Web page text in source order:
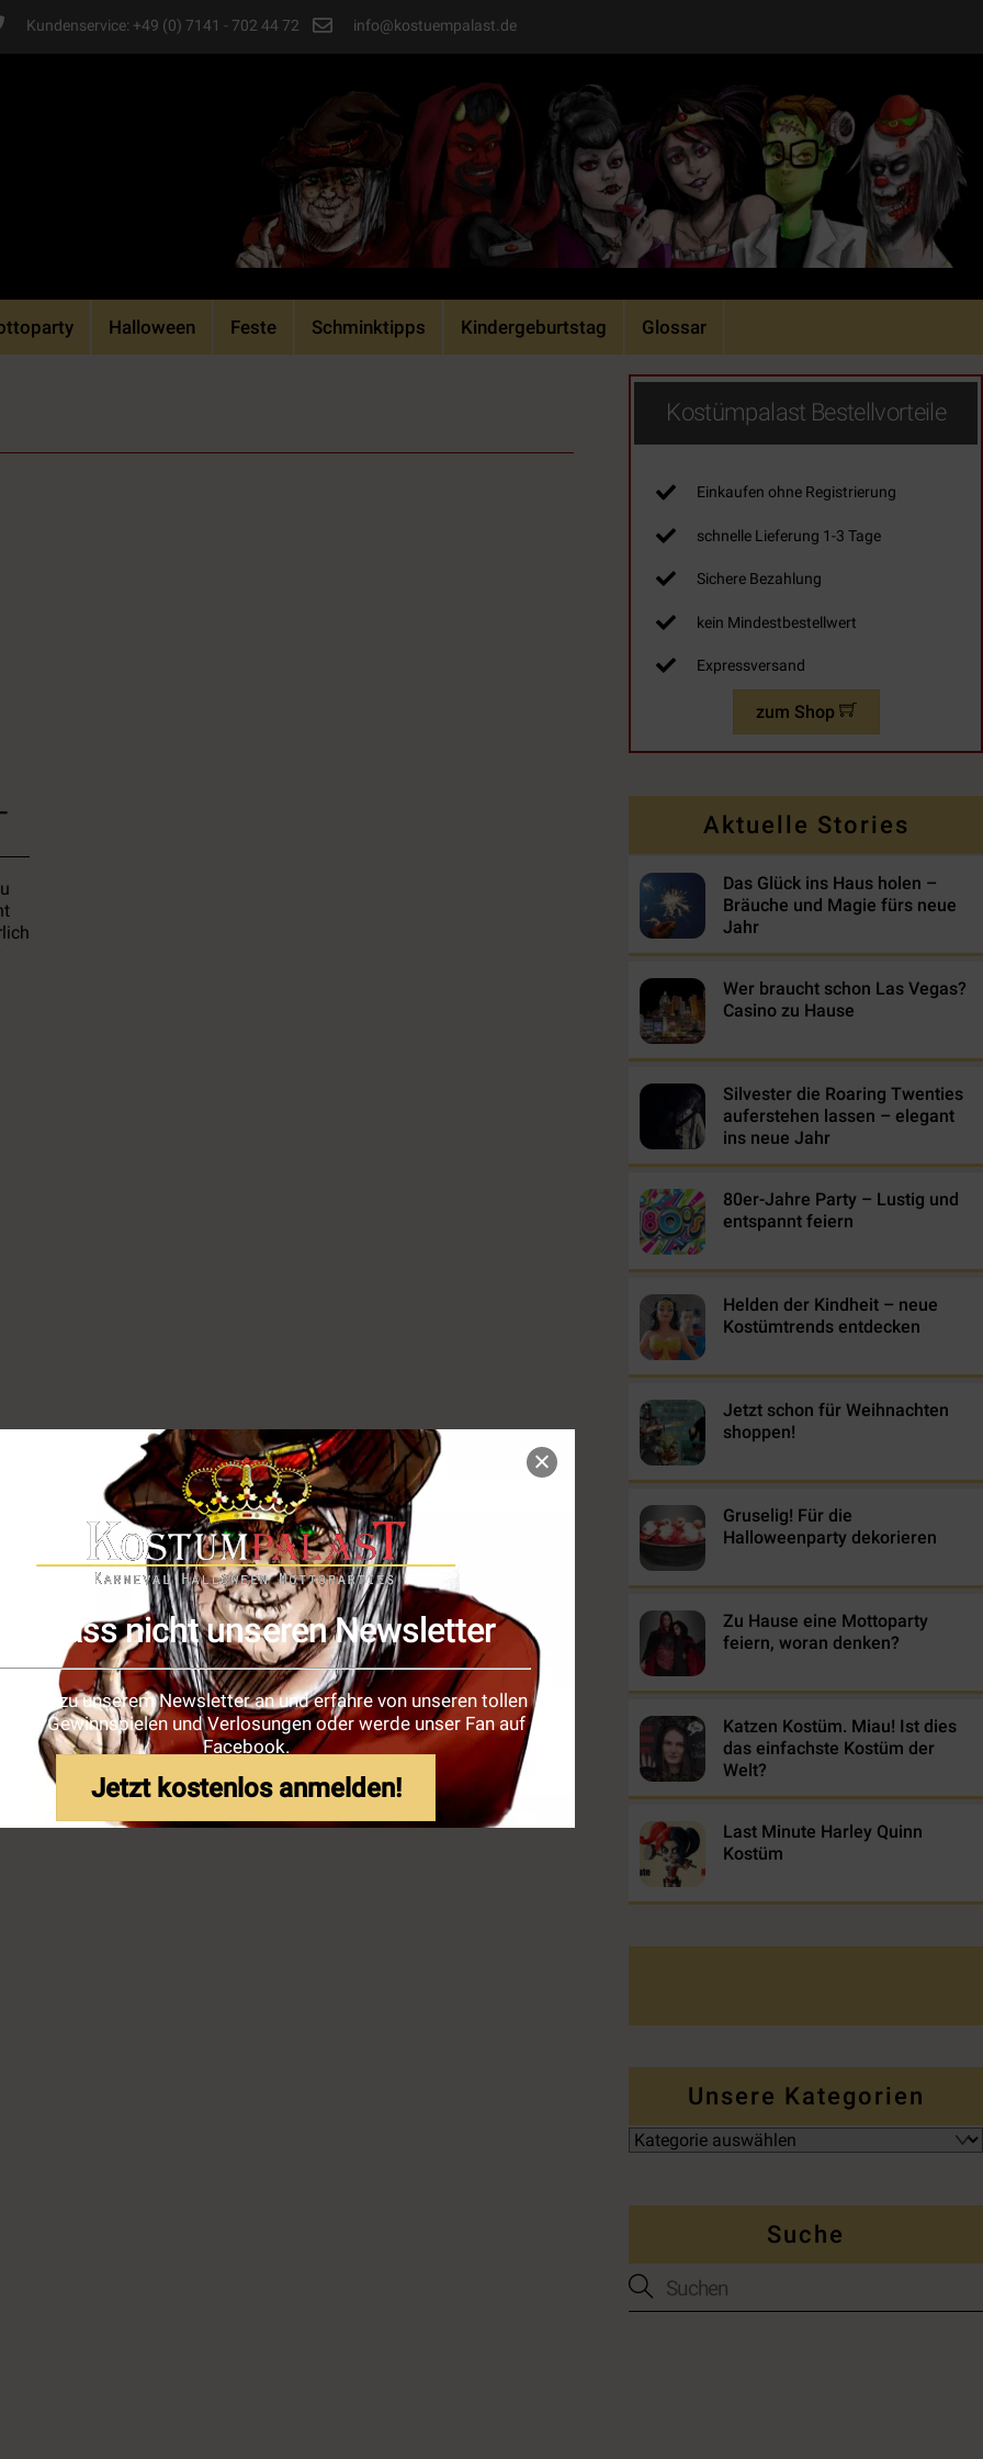
Verpass nicht unseren Newsletter
dich zu unserem Newsletter an und erfahre von unseren tollen
Gewinnspielen und Verlosungen oder werde unser Fan auf
Facebook.
Jetzt kostenlos anmelden!
Kundenservice: +49 (0) 7141 - 702 44 72 info@kostuempalast.de
Halloween Feste Schminktipps Kindergeburtstag Glossar
Kostümpalast Bestellvorteile
Einkaufen ohne Registrierung
schnelle Lieferung 1-3 Tage
Sichere Bezahlung
kein Mindestbestellwert
Expressversand
zum Shop
Aktuelle Stories
Das Glück ins Haus holen –
Bräuche und Magie fürs neue
Jahr
Wer braucht schon Las Vegas?
Casino zu Hause
Silvester die Roaring Twenties
auferstehen lassen – elegant
ins neue Jahr
80er-Jahre Party – Lustig und
entspannt feiern
Helden der Kindheit – neue
Kostümtrends entdecken
Jetzt schon für Weihnachten
shoppen!
Gruselig! Für die
Halloweenparty dekorieren
Zu Hause eine Mottoparty
feiern, woran denken?
Katzen Kostüm. Miau! Ist dies
das einfachste Kostüm der
Welt?
Last Minute Harley Quinn
Kostüm
Unsere Kategorien
Suche